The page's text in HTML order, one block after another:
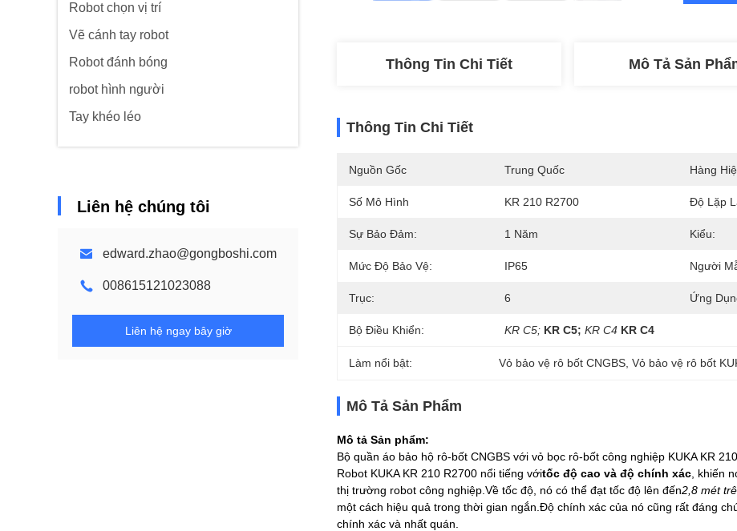
Robot chọn vị trí
Vẽ cánh tay robot
Robot đánh bóng
robot hình người
Tay khéo léo
Liên hệ chúng tôi
edward.zhao@gongboshi.com
008615121023088
Liên hệ ngay bây giờ
Thông Tin Chi Tiết Mô Tả Sản
Thông Tin Chi Tiết
Nguồn Gốc Trung Quốc Hàng
Số Mô Hình KR 210 R2700 Độ Lặp
Sự Bảo Đảm: 1 Năm Kiểu:
Mức Độ Bảo Vệ: IP65 Người
Trục: 6 Ứng
Bộ Điều Khiển: KR C5; KR C5; KR C4 KR C4
Làm nổi bật: Vỏ bảo vệ rô bốt CNGBS , Vỏ bảo vệ rô bốt
Mô Tả Sản Phẩm
Mô tả Sản phẩm:
Bộ quần áo bảo hộ rô-bốt CNGBS với vỏ bọc rô-bốt công nghiệp KUKA KR
Robot KUKA KR 210 R2700 nổi tiếng vớitốc độ cao và độ chính xác , khiến
thị trường robot công nghiệp.Về tốc độ, nó có thể đạt tốc độ lên đến2,8 mét
một cách hiệu quả trong thời gian ngắn.Độ chính xác của nó cũng rất đáng
chính xác và nhất quán.